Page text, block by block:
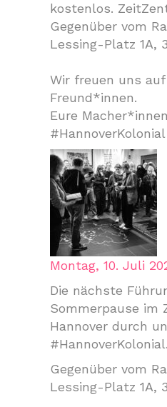
kostenlos.
Gegenüber vom
Lessing-Platz 1A,
Wir freuen uns
Freund*innen.
Eure
#HannoverKolonial
Montag, 10. Juli
Die nächste
Sommerpause im
Hannover durch
#HannoverKolonial.
Gegenüber vom
Lessing-Platz 1A,